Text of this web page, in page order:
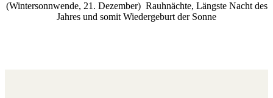
(Wintersonnwende, 21. Dezember) Rauhnächte, Längste Nacht des
Jahres und somit Wiedergeburt der Sonne